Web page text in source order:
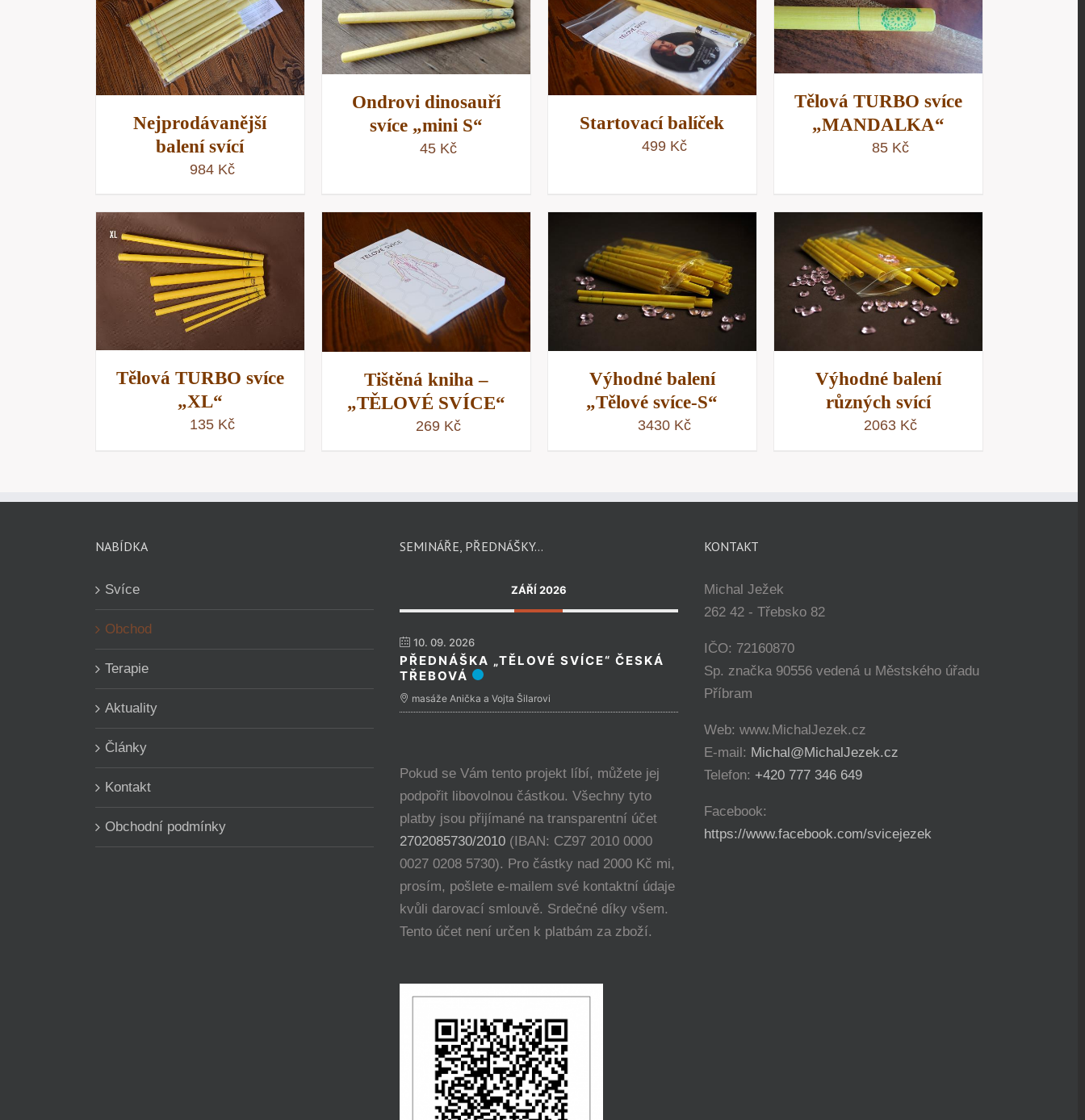
Nejprodávanější
balení svící
984 Kč
PŘIDAT DO KOŠÍKU /
RYCHLÝ NÁHLED
Ondrovi dinosauří
svíce „mini S“
45 Kč
PŘIDAT DO KOŠÍKU /
RYCHLÝ NÁHLED
Startovací balíček
499 Kč
PŘIDAT DO KOŠÍKU
RYCHLÝ NÁHLED
Tělová TURBO svíce
„MANDALKA“
85 Kč
Tělová TURBO svíce
„XL“
135 Kč
PŘIDAT DO KOŠÍKU
RYCHLÝ NÁHLED
Tištěná kniha –
„TĚLOVÉ SVÍCE“
269 Kč
PŘIDAT DO KOŠÍKU /
RYCHLÝ NÁHLED
Výhodné balení
„Tělové svíce-S“
3430 Kč
PŘIDAT DO KOŠÍKU /
RYCHLÝ NÁHLED
Výhodné balení
různých svící
2063 Kč
NABÍDKA
Svíce
Obchod
Terapie
Aktuality
Články
Kontakt
Obchodní podmínky
SEMINÁŘE, PŘEDNÁŠKY…
ZÁŘÍ 2026
10. 09. 2026
PŘEDNÁŠKA „TĚLOVÉ SVÍCE“ ČESKÁ
TŘEBOVÁ
masáže Anička a Vojta Šilarovi
Pokud se Vám tento projekt líbí, můžete jej
podpořit libovolnou částkou. Všechny tyto
platby jsou přijímané na transparentní účet
2702085730/2010(IBAN: CZ97 2010 0000
0027 0208 5730). Pro částky nad 2000 Kč mi,
prosím, pošlete e-mailem své kontaktní údaje
kvůli darovací smlouvě. Srdečné díky všem.
Tento účet není určen k platbám za zboží.
KONTAKT
Michal Ježek
262 42 - Třebsko 82
IČO: 72160870
Sp. značka 90556 vedená u Městského úřadu
Příbram
Web: www.MichalJezek.cz
E-mail: Michal@MichalJezek.cz
Telefon: +420 777 346 649
Facebook:
https://www.facebook.com/svicejezek